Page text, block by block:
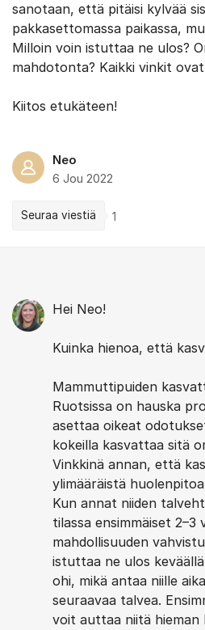
sanotaan, että pitäisi kylvää
pakkasettomassa paikassa,
Milloin voin istuttaa ne ulos?
mahdotonta? Kaikki vinkit
Kiitos etukäteen!
Neo
6 Jou 2022
Seuraa viestiä 1
Hei Neo!
Kuinka hienoa, että
Mammuttipuiden
Ruotsissa on hauska
asettaa oikeat
kokeilla kasvattaa sitä
Vinkkinä annan, että
ylimääräistä
Kun annat niiden
tilassa ensimmäiset
mahdollisuuden
istuttaa ne ulos
ohi, mikä antaa niille
seuraavaa talvea.
voit auttaa niitä hieman